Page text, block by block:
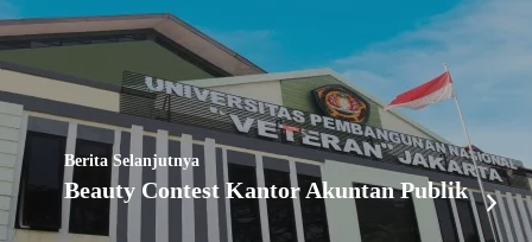
Berita Selanjutnya
Beauty Contest Kantor Akuntan Publik